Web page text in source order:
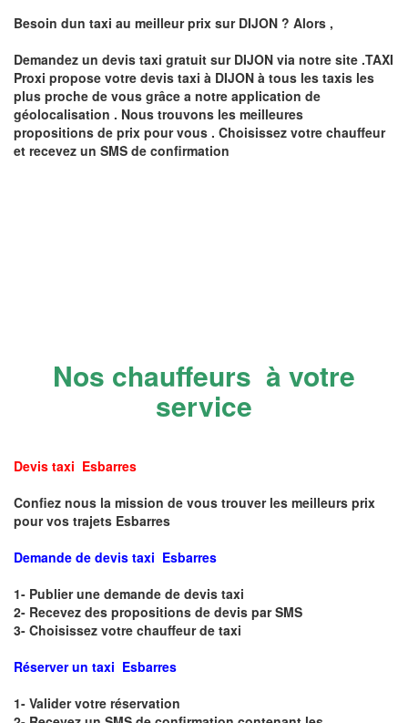
Besoin dun taxi au meilleur prix sur DIJON ? Alors ,
Demandez un devis taxi gratuit sur DIJON via notre site .TAXI
Proxi propose votre devis taxi à DIJON à tous les taxis les
plus proche de vous grâce a notre application de
géolocalisation . Nous trouvons les meilleures
propositions de prix pour vous . Choisissez votre chauffeur
et recevez un SMS de confirmation
Nos chauffeurs à votre
service
Devis taxi Esbarres
Confiez nous la mission de vous trouver les meilleurs prix
pour vos trajets Esbarres
Demande de devis taxi Esbarres
1- Publier une demande de devis taxi
2- Recevez des propositions de devis par SMS
3- Choisissez votre chauffeur de taxi
Réserver un taxi Esbarres
1- Valider votre réservation